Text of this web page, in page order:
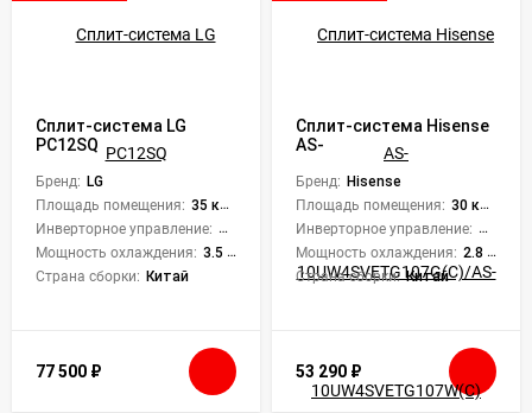
Сплит-система LG
PC12SQ
Бренд: LG
Площадь помещения: 35 кв. м.
Инверторное управление: Да
Мощность охлаждения: 3.5 кВт
Страна сборки: Китай
77 500 ₽
Сплит-система Hisense
AS-
10UW4SVETG107G(С)/AS-
10UW4SVETG107W(С)
Premium Champagne
Super DC Inverter
Бренд: Hisense
Площадь помещения: 30 кв. м.
Инверторное управление: Да
Мощность охлаждения: 2.8 кВт
Страна сборки: Китай
53 290 ₽